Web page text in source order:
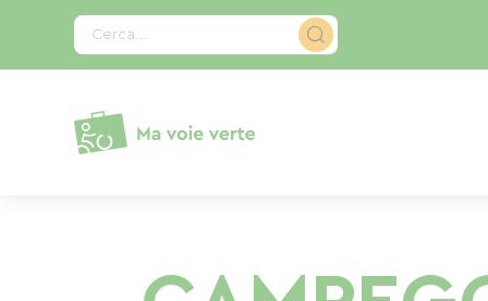
Cerca...
Pannello di gestione dei cookies